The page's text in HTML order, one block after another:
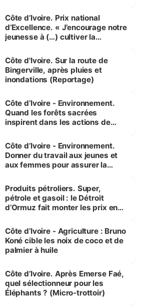
Côte d’Ivoire. Prix national
d’Excellence. « J’encourage notre
jeunesse à (…) cultiver la
(Alassane Ouattara
Côte d'Ivoire. Sur la route de
Bingerville, après pluies et
inondations (Reportage)
Côte d’Ivoire - Environnement.
Quand les forêts sacrées
inspirent dans les actions de
Côte d’Ivoire - Environnement.
Donner du travail aux jeunes et
aux femmes pour assurer la
menacées
Produits pétroliers. Super,
pétrole et gasoil : le Détroit
d’Ormuz fait monter les prix en
Côte d’Ivoire - Agriculture : Bruno
Koné cible les noix de coco et de
palmier à huile
Côte d’Ivoire. Après Emerse Faé,
quel sélectionneur pour les
Éléphants ? (Micro-trottoir)